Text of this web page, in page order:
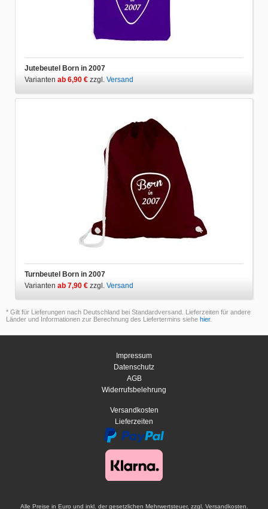
Jutebeutel Born in 2007
Varianten ab 6,90 € zzgl. Versand
Turnbeutel Born in 2007
Varianten ab 7,90 € zzgl. Versand
* Gilt für Lieferungen nach Deutschland bei Standardversand. Lieferzeiten für andere
Länder und Informationen zur Berechnung des Liefertermins siehe hier.
Impressum
Datenschutz
AGB
Widerrufsbelehrung
Versandkosten
Lieferzeiten
Alle Preise in Euro und inkl. der gesetzlichen Mehrwertsteuer, zzgl. Versandkosten.